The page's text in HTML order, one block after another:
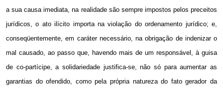
a sua causa imediata, na realidade são sempre impostos pelos preceitos
jurídicos, o ato ilícito importa na violação do ordenamento jurídico; e,
conseqüentemente, em caráter necessário, na obrigação de indenizar o
mal causado, ao passo que, havendo mais de um responsável, à guisa
de co-partícipe, a solidariedade justifica-se, não só para aumentar as
garantias do ofendido, como pela própria natureza do fato gerador da